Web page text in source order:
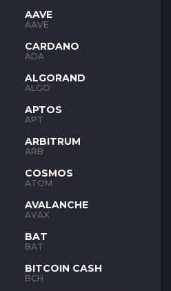
AAVE
AAVE
CARDANO
ADA
ALGORAND
ALGO
APTOS
APT
ARBITRUM
ARB
COSMOS
ATOM
AVALANCHE
AVAX
BAT
BAT
BITCOIN CASH
BCH